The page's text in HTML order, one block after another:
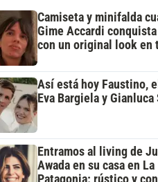
Camiseta y minifalda
Gime Accardi conquista
con un original look en
Así está hoy Faustino,
Eva Bargiela y Gianluca
Entramos al living de
Awada en su casa en La
Patagonia: rústico y con